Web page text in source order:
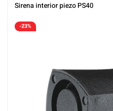
Sirena interior piezo PS40
-23%